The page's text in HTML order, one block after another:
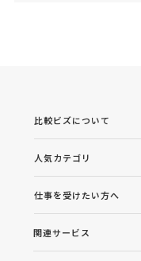
比較ビズについて
人気カテゴリ
仕事を受けたい方へ
関連サービス